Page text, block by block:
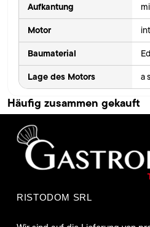
Aufkantung
Motor
Baumaterial
Lage des Motors a
Häufig zusammen gekauft
RISTODOM SRL